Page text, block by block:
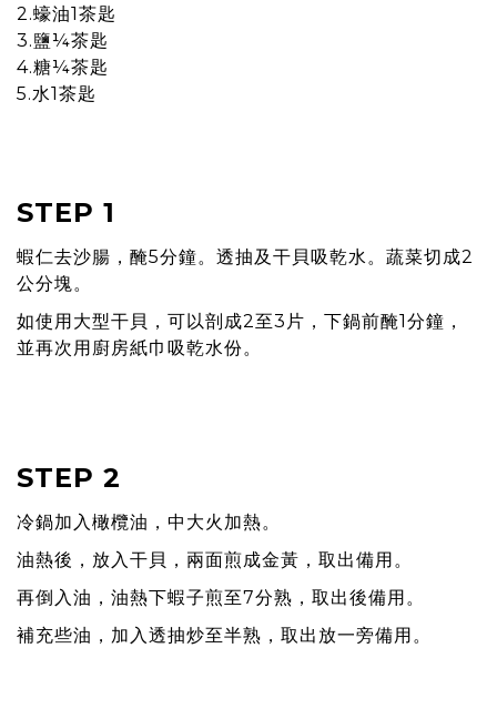
2.蠔油1茶匙
3.鹽¼茶匙
4.糖¼茶匙
5.水1茶匙
STEP 1
蝦仁去沙腸，醃5分鐘。透抽及干貝吸乾水。蔬菜切成2
公分塊。
如使用大型干貝，可以剖成2至3片，下鍋前醃1分鐘，
並再次用廚房紙巾吸乾⽔份。
STEP 2
冷鍋加入橄欖油，中⼤火加熱。
油熱後，放入干貝，兩⾯煎成金黃，取出備用。
再倒入油，油熱下蝦子煎⾄7分熟，取出後備用。
補充些油，加入透抽炒⾄半熟，取出放一旁備用。